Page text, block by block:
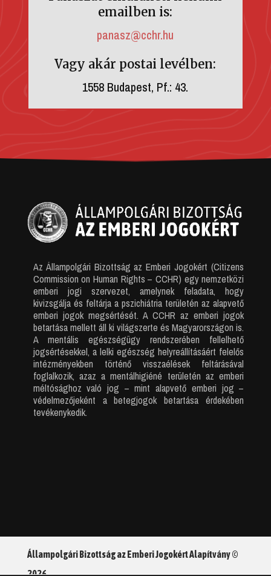
emailben is:
panasz@cchr.hu
Vagy akár postai levélben:
1558 Budapest, Pf.: 43.
Az Állampolgári Bizottság az Emberi Jogokért (Citizens
Commission on Human Rights – CCHR) egy nemzetközi
emberi jogi szervezet, amelynek feladata, hogy
kivizsgálja és feltárja a pszichiátria területén az alapvető
emberi jogok megsértését. A CCHR az emberi jogok
betartása mellett áll ki világszerte és Magyarországon is.
A mentális egészségügy rendszerében fellelhető
jogsértésekkel, a lelki egészség helyreállításáért felelős
intézményekben történő visszaélések feltárásával
foglalkozik, azaz a mentálhigiéné területén az emberi
méltósághoz való jog – mint alapvető emberi jog –
védelmezőjeként a betegjogok betartása érdekében
tevékenykedik.
Állampolgári Bizottság az Emberi Jogokért Alapítvány ©
2026